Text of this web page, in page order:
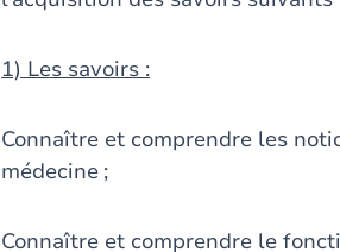
1) Les savoirs :
Connaître et comprendre les
médecine ;
Connaître et comprendre le